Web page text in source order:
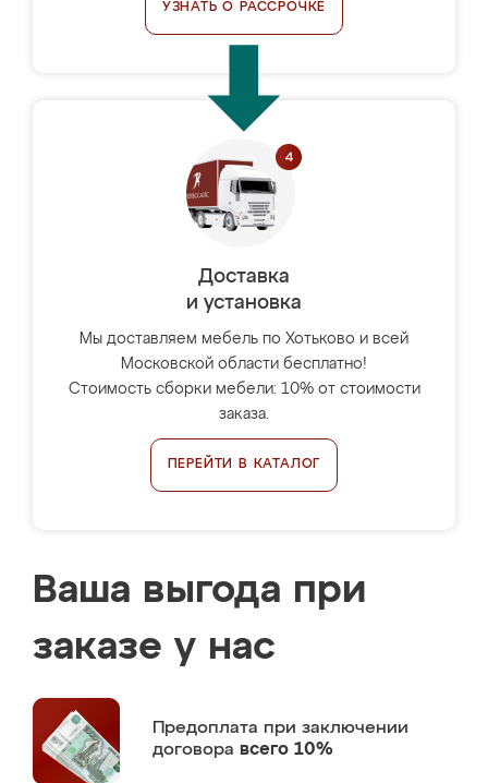
УЗНАТЬ О РАССРОЧКЕ
Доставка
и установка
Мы доставляем мебель по Хотьково и всей
Московской области бесплатно!
Стоимость сборки мебели: 10% от стоимости
заказа.
ПЕРЕЙТИ В КАТАЛОГ
Ваша выгода при
заказе у нас
Предоплата при заключении
договора всего 10%